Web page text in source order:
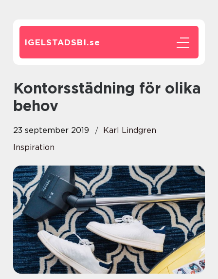
IGELSTADSBI.se
Kontorsstädning för olika
behov
23 september 2019
Karl Lindgren
Inspiration